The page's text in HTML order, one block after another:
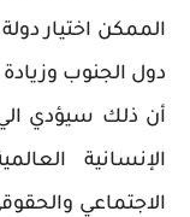
الممكن اختيار
دول الجنوب وزيادة
أن ذلك سيؤدي الي
الإنسانية
الاجتماعي